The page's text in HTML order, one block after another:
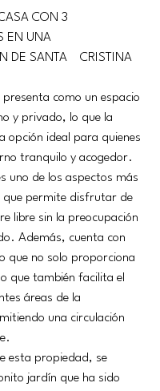
CON 3
EN UNA
CRISTINA
presenta como un espacio
y privado, lo que la
opción ideal para quienes
tranquilo y acogedor.
uno de los aspectos más
que permite disfrutar de
libre sin la preocupación
Además, cuenta con
que no solo proporciona
que también facilita el
áreas de la
una circulación
esta propiedad, se
jardín que ha sido